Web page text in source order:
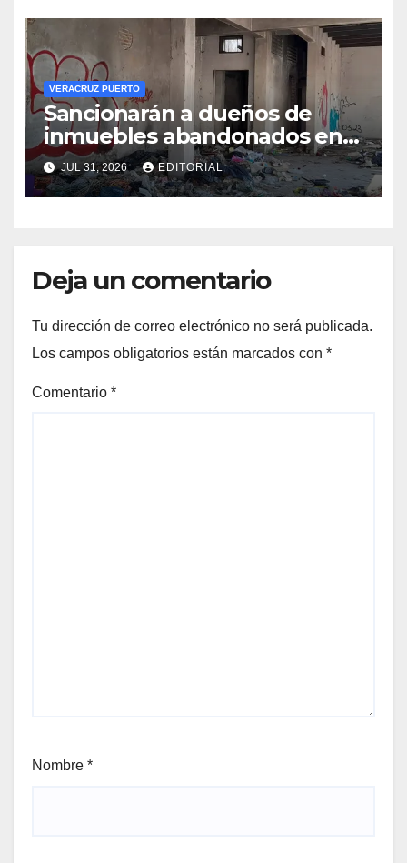
VERACRUZ PUERTO
Sancionarán a dueños de
inmuebles abandonados en
Veracruz
JUL 31, 2026 EDITORIAL
Deja un comentario
Tu dirección de correo electrónico no será publicada.
Los campos obligatorios están marcados con *
Comentario *
Nombre *